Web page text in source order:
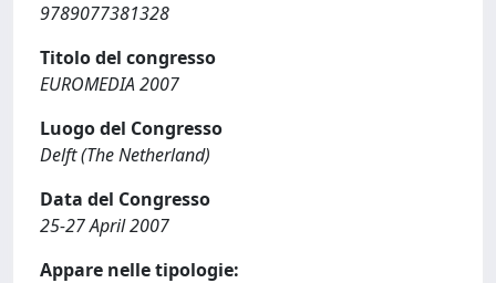
9789077381328
Titolo del congresso
EUROMEDIA 2007
Luogo del Congresso
Delft (The Netherland)
Data del Congresso
25-27 April 2007
Appare nelle tipologie: